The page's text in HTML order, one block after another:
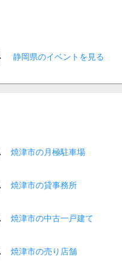
静岡県のイベントを見る
焼津市の月極駐車場
焼津市の貸事務所
焼津市の中古一戸建て
焼津市の売り店舗